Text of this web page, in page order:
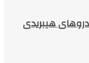
هیبریدی